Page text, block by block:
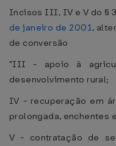
Incisos III, IV e V do §
de janeiro de 2001,
de conversão
"III - apoio à
desenvolvimento rural;
IV - recuperação em
prolongada, enchentes
V - contratação de